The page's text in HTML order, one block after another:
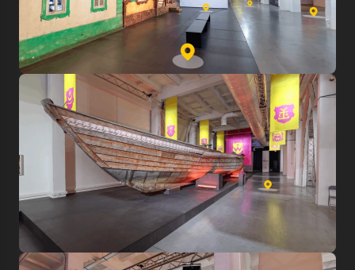
Увійти в emuseum.ua
Продовжити з Google
Продовжити з Facebook